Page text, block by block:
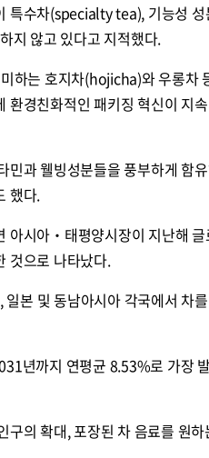
특수차(specialty tea), 기능성
지 않고 있다고 지적했다.
하는 호지차(hojicha)와 우롱차
환경친화적인 패키징 혁신이 지
민과 웰빙성분들을 풍부하게 함
했다.
아시아‧태평양시장이 지난해
것으로 나타났다.
본 및 동남아시아 각국에서 차
년까지 연평균 8.53%로 가장
구의 확대, 포장된 차 음료를 원